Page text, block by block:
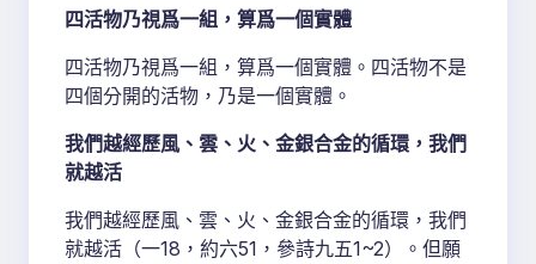
四活物乃視爲一組，算爲一個實體
四活物乃視爲一組，算爲一個實體。四活物不是
四個分開的活物，乃是一個實體。
我們越經歷風、雲、火、金銀合金的循環，我們
就越活
我們越經歷風、雲、火、金銀合金的循環，我們
就越活（一18，約六51，參詩九五1~2）。但願